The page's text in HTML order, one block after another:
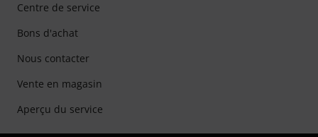
Centre de service
Bons d'achat
Nous contacter
Vente en magasin
Aperçu du service